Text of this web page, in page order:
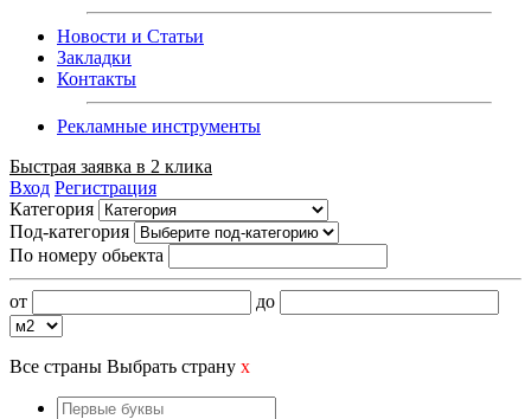
Новости и Статьи
Закладки
Контакты
Рекламные инструменты
Быстрая заявка в 2 клика
Вход Регистрация
Категория
Под-категория
По номеру обьекта
от до
Все страны Выбрать страну x